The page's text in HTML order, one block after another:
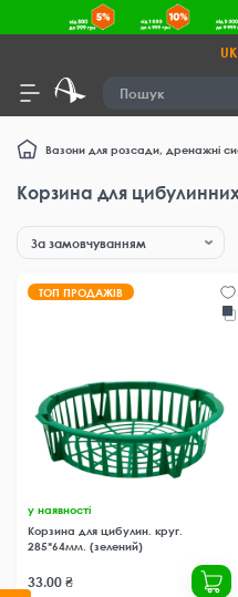
UK
Вазони для розсади, дренажні
Корзина для
ТОП ПРОДАЖІВ
у наявності
Корзина для цибулин. круг.
285*64мм. (зелений)
33.00 ₴